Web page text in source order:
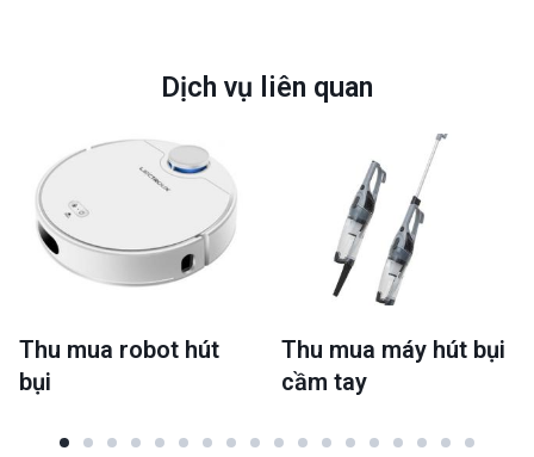
Dịch vụ liên quan
Thu mua robot hút
bụi
Thu mua máy hút bụi
cầm tay